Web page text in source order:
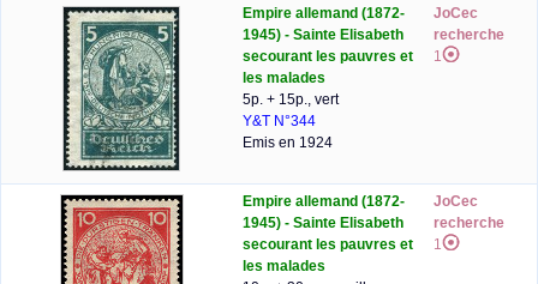
Empire allemand (1872-
1945) - Sainte Elisabeth
secourant les pauvres et
les malades
5p. + 15p., vert
Y&T N°344
Emis en 1924
JoCec
recherche
1
Empire allemand (1872-
1945) - Sainte Elisabeth
secourant les pauvres et
les malades
JoCec
recherche
1